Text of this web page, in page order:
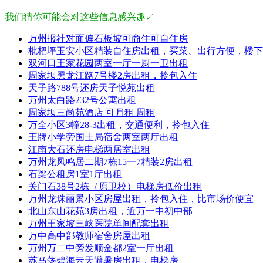
我们猜你可能会对这些信息感兴趣↙
万州报社对面偏石板坡可商住可自住房
枇杷坪玉安小区精装自住房出租，买菜、出行方便，楼
双河口王家花园两室一厅一厨一卫出租
周家坝黑龙江路7号楼2房出租，拎包入住
天子路788号还房天子悦苑出租
万州太白路232号公寓出租
周家坝三尚苑酒店 可月租 周租
万全小区3幢28-3出租，交通便利，拎包入住
王牌小学旁国土局宿舍两室两厅出租
江南大石还房电梯两居室出租
万州龙凤鸣居二期7栋15一7精装2房出租
石梁公租房1室1厅出租
关门石38号2栋（原卫校）电梯房低价出租
万州龙珠丽景小区房屋出租，拎包入住，比市场价便宜
北山东山花苑3房出租，近万一中初中部
万州王家坡三峡医院单间配套出租
万中高中部教师宿舍房屋出租
万州万二中旁发顺金都2室一厅出租
苏马荡碧海云天避暑房出租，电梯房